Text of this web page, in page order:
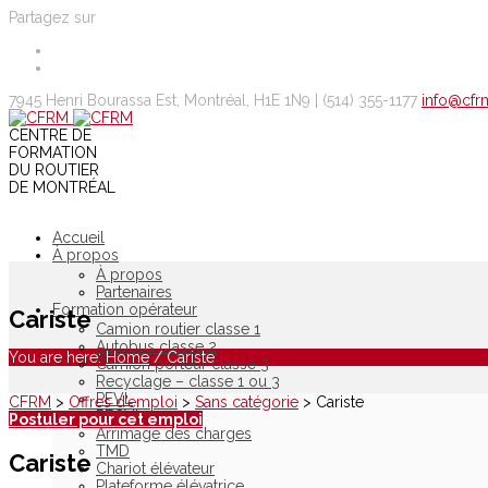
Partagez sur
7945 Henri Bourassa Est, Montréal, H1E 1N9 | (514) 355-1177
CENTRE DE
FORMATION
DU ROUTIER
DE MONTRÉAL
Accueil
À propos
À propos
Partenaires
Formation opérateur
Camion routier classe 1
Autobus classe 2
Camion porteur classe 3
Recyclage – classe 1 ou 3
PEVL
PECVL
Arrimage des charges
TMD
Chariot élévateur
Cariste
You are here: Home / Cariste
CFRM > Offres d’emploi > Sans catégorie > Cariste
Postuler pour cet emploi
Cariste